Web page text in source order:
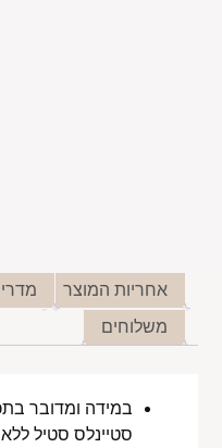
אחריות המוצר
משלוחים
סטיינלס סטיל